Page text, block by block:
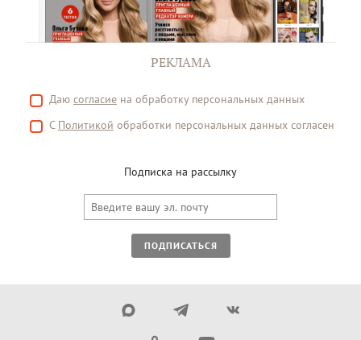
РЕКЛАМА
Даю согласие на обработку персональных данных
С Политикой обработки персональных данных согласен
Подписка на рассылку
ПОДПИСАТЬСЯ